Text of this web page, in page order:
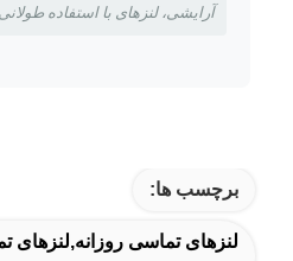
آرایشی، لنزهای با استفاده
برچسب ها:
لنزهای تماسی